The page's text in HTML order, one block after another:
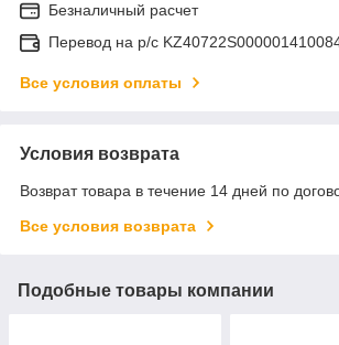
Безналичный расчет
Перевод на р/с
Все условия оплаты
Условия возврата
Возврат товара в течение 14 дней по
Все условия возврата
Подобные товары компании